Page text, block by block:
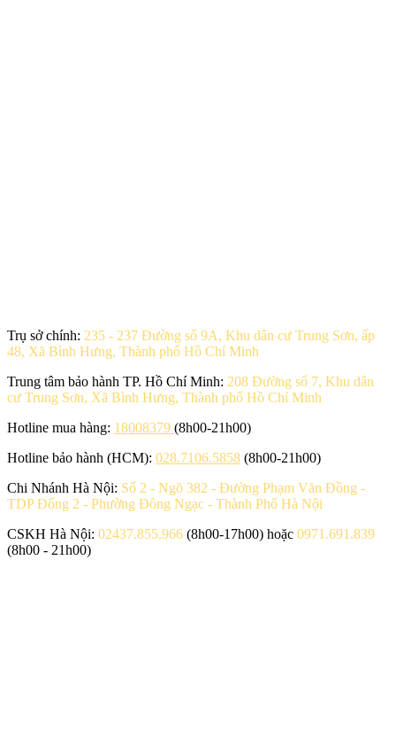
Trụ sở chính: 235 - 237 Đường số 9A, Khu dân cư Trung Sơn, ấp
48, Xã Bình Hưng, Thành phố Hồ Chí Minh
Trung tâm bảo hành TP. Hồ Chí Minh: 208 Đường số 7, Khu dân
cư Trung Sơn, Xã Bình Hưng, Thành phố Hồ Chí Minh
Hotline mua hàng: 18008379 (8h00-21h00)
Hotline bảo hành (HCM): 028.7106.5858 (8h00-21h00)
Chi Nhánh Hà Nội: Số 2 - Ngõ 382 - Đường Phạm Văn Đồng -
TDP Đống 2 - Phường Đông Ngạc - Thành Phố Hà Nội
CSKH Hà Nội: 02437.855.966 (8h00-17h00) hoặc 0971.691.839
(8h00 - 21h00)